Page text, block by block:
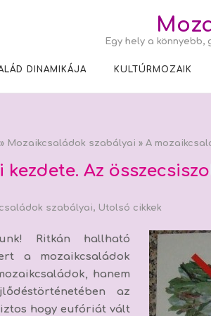
Egy hely a
DINAMIKÁJA KULTÚRMOZAIK
» Mozaikcsaládok szabályai » A
Az
szabályai, Utolsó cikkek
Ritkán hallható
a mozaikcsaládok
hanem
az
hogy eufóriát vált